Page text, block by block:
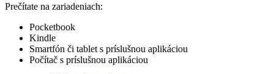
Prečítate na zariadeniach:
Pocketbook
Kindle
Smartfón či tablet s príslušnou aplikáciou
Počítač s príslušnou aplikáciou